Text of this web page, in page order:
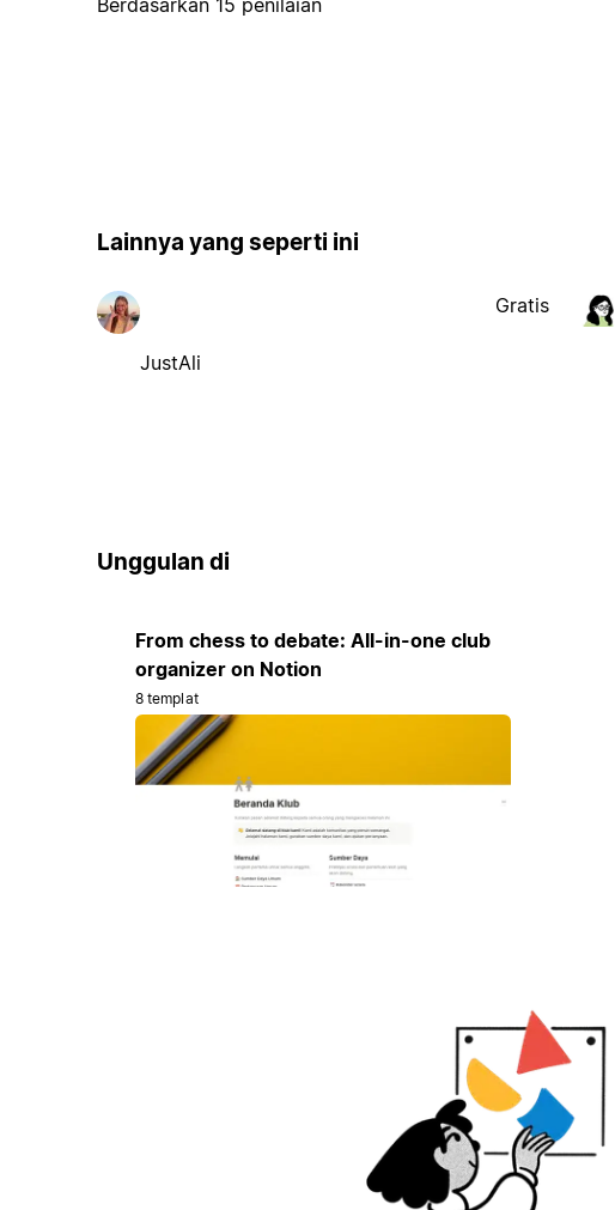
Berdasarkan 15 penilaian
Lainnya yang seperti ini
JustAli
Gratis
Unggulan di
From chess to debate: All-in-one club
organizer on Notion
8 templat